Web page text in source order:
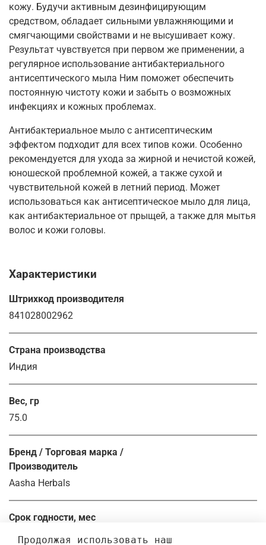
кожу. Будучи активным дезинфицирующим
средством, обладает сильными увлажняющими и
смягчающими свойствами и не высушивает кожу.
Результат чувствуется при первом же применении, а
регулярное использование антибактериального
антисептического мыла Ним поможет обеспечить
постоянную чистоту кожи и забыть о возможных
инфекциях и кожных проблемах.
Антибактериальное мыло с антисептическим
эффектом подходит для всех типов кожи. Особенно
рекомендуется для ухода за жирной и нечистой кожей,
юношеской проблемной кожей, а также сухой и
чувствительной кожей в летний период. Может
использоваться как антисептическое мыло для лица,
как антибактериальное от прыщей, а также для мытья
волос и кожи головы.
Характеристики
Штрихкод производителя
841028002962
Страна производства
Индия
Вес, гр
75.0
Бренд / Торговая марка /
Производитель
Aasha Herbals
Срок годности, мес
36.0
Продолжая использовать наш